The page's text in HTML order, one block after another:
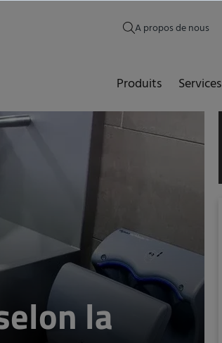
A propos de nous
Produits Services
la